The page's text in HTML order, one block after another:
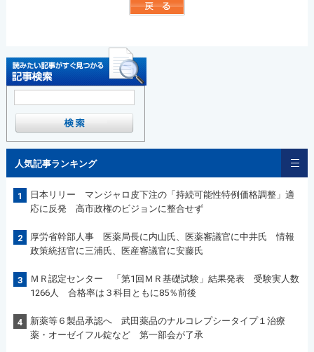
人気記事ランキング
1
日本リリー マンジャロ皮下注の「持続可能性特例価格調整」適
応に反発 高市政権のビジョンに整合せず
2
厚労省幹部人事 医薬局長に内山氏、医薬審議官に中井氏 情報
政策統括官に三浦氏、医産審議官に安藤氏
3
ＭＲ認定センター 「第1回ＭＲ基礎試験」結果発表 受験実人数
1266人 合格率は３科目ともに85％前後
4
新薬等６製品承認へ 武田薬品のナルコレプシータイプ１治療
薬・オーゼイフル錠など 第一部会が了承